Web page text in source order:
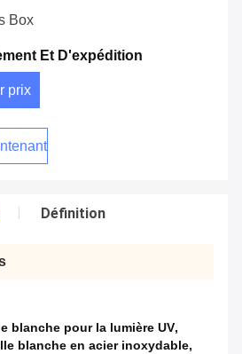
Box
Et D'expédition
prix
Définition
blanche pour la lumière UV,
blanche en acier inoxydable,